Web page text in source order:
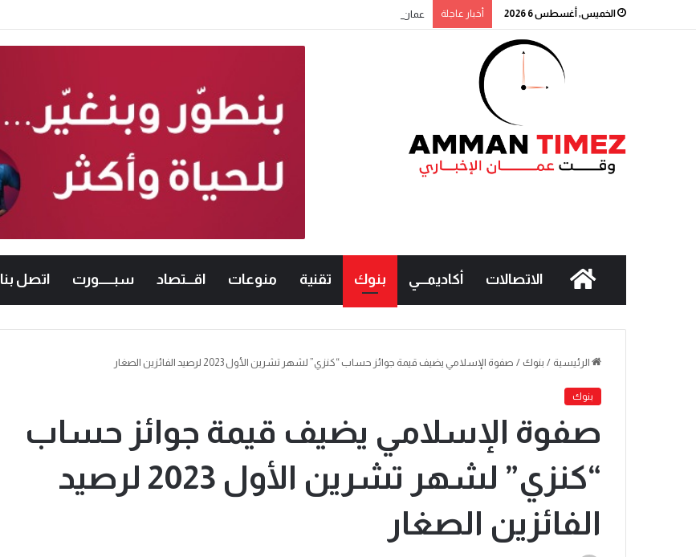
الخميس, أغسطس 6 2026 أخبار عاجلة عمان الاهلية بطلة الجامعات الأردنية في الكراتيه للطلاب ووصيفه البطولة للطالبات .. صور
الاتصالات أكاديمـــي بنوك تقنية منوعات اقـــتصاد سبــــــورت اتصل بنا
الرئيسية / بنوك / صفوة الإسلامي يضيف قيمة جوائز حساب “كنزي” لشهر تشرين الأول 2023 لرصيد الفائزين الصغار
بنوك
صفوة الإسلامي يضيف قيمة جوائز حساب
“كنزي” لشهر تشرين الأول 2023 لرصيد
الفائزين الصغار